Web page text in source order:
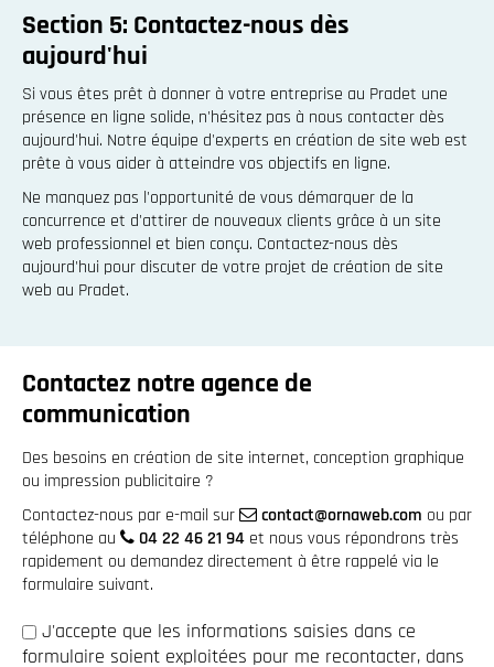
Section 5: Contactez-nous dès
aujourd'hui
Si vous êtes prêt à donner à votre entreprise au Pradet une
présence en ligne solide, n'hésitez pas à nous contacter dès
aujourd'hui. Notre équipe d'experts en création de site web est
prête à vous aider à atteindre vos objectifs en ligne.
Ne manquez pas l'opportunité de vous démarquer de la
concurrence et d'attirer de nouveaux clients grâce à un site
web professionnel et bien conçu. Contactez-nous dès
aujourd'hui pour discuter de votre projet de création de site
web au Pradet.
Contactez notre agence de
communication
Des besoins en création de site internet, conception graphique
ou impression publicitaire ?
Contactez-nous par e-mail sur
contact@ornaweb.com ou par
téléphone au
04 22 46 21 94 et nous vous répondrons très
rapidement ou demandez directement à être rappelé via le
formulaire suivant.
J'accepte que les informations saisies dans ce
formulaire soient exploitées pour me recontacter, dans